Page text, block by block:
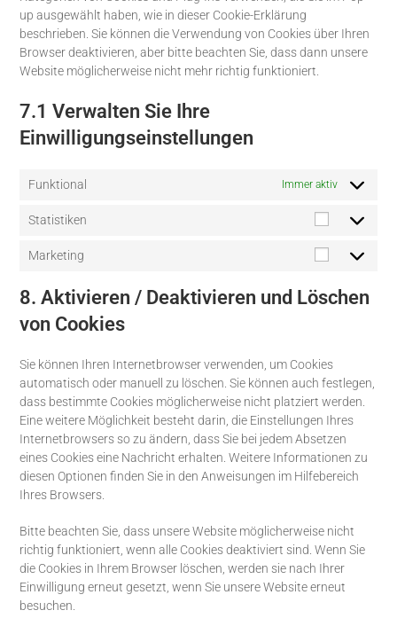
up ausgewählt haben, wie in dieser Cookie-Erklärung
beschrieben. Sie können die Verwendung von Cookies über Ihren
Browser deaktivieren, aber bitte beachten Sie, dass dann unsere
Website möglicherweise nicht mehr richtig funktioniert.
7.1 Verwalten Sie Ihre
Einwilligungseinstellungen
Funktional Immer aktiv
Statistiken
Marketing
8. Aktivieren / Deaktivieren und Löschen
von Cookies
Sie können Ihren Internetbrowser verwenden, um Cookies
automatisch oder manuell zu löschen. Sie können auch festlegen,
dass bestimmte Cookies möglicherweise nicht platziert werden.
Eine weitere Möglichkeit besteht darin, die Einstellungen Ihres
Internetbrowsers so zu ändern, dass Sie bei jedem Absetzen
eines Cookies eine Nachricht erhalten. Weitere Informationen zu
diesen Optionen finden Sie in den Anweisungen im Hilfebereich
Ihres Browsers.
Bitte beachten Sie, dass unsere Website möglicherweise nicht
richtig funktioniert, wenn alle Cookies deaktiviert sind. Wenn Sie
die Cookies in Ihrem Browser löschen, werden sie nach Ihrer
Einwilligung erneut gesetzt, wenn Sie unsere Website erneut
besuchen.